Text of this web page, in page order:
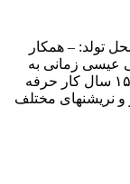
تولد: – همکار
عیسی زمانی به
مدت ۱۲ سال گوینده رادیو بوده است و سابقه ۱۵ سال کار حرفه
و نریشنهای مختلف